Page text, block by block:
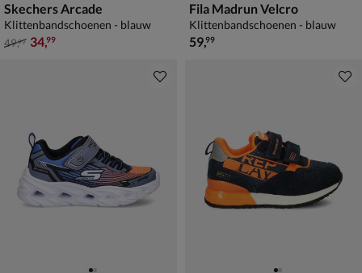
Skechers Arcade
Klittenbandschoenen - blauw
van € 49,99 voor € 34,99
49,99 34,99
Fila Madrun Velcro
Klittenbandschoenen - blauw
€ 59,99
59,99